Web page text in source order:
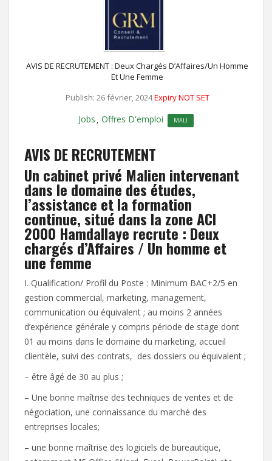
AVIS DE RECRUTEMENT : Deux Chargés D’Affaires/Un Homme
Et Une Femme
Publish: 26 février, 2024Expiry NOT SET
Jobs Offres D'emploi MALI
AVIS DE RECRUTEMENT
Un cabinet privé Malien intervenant
dans le domaine des études,
l’assistance et la formation
continue, situé dans la zone ACI
2000 Hamdallaye recrute : Deux
chargés d’Affaires / Un homme et
une femme
I. Qualification/ Profil du Poste : Minimum BAC+2/5 en
gestion commercial, marketing, management,
communication ou équivalent ; au moins 2 années
d’expérience générale y compris période de stage dont
01 au moins dans le domaine du marketing, accueil
clientèle, suivi des contrats, des dossiers ou équivalent ;
– être âgé de 30 au plus ;
– Une bonne maîtrise des techniques de ventes et de
négociation, une connaissance du marché des
entreprises locales;
– une bonne maîtrise des logiciels de bureautique,